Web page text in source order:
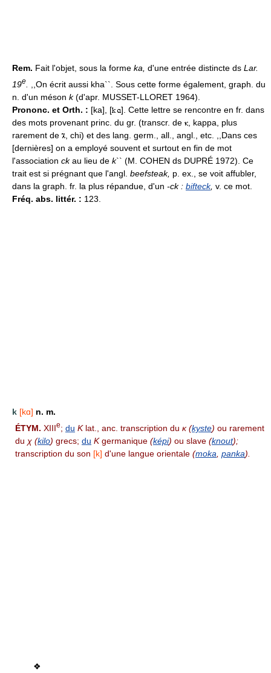
Rem. Fait l'objet, sous la forme ka, d'une entrée distincte ds Lar.
19e
,,On écrit aussi kha``. Sous cette forme également, graph. du
n. d'un méson k(d'apr. MUSSET-LLORET 1964).
Prononc. et Orth. : [ka], [
]. Cette lettre se rencontre en fr. dans
des mots provenant princ. du gr. (transcr. de
, kappa, plus
rarement de
, chi) et des lang. germ., all., angl., etc. ,,Dans ces
[dernières] on a employé souvent et surtout en fin de mot
l'association ckau lieu de k`` (M. COHEN ds DUPRÉ 1972). Ce
trait est si prégnant que l'angl. beefsteak, p. ex., se voit affubler,
dans la graph. fr. la plus répandue, d'un -ck : bifteck, v. ce mot.
Fréq. abs. littér. : 123.
k [kɑ] n. m.
ÉTYM. XIIIe; du Klat., anc. transcription du κ (kyste) ou rarement
du χ (kilo) grecs; du Kgermanique (képi) ou slave (knout);
transcription du son [k] d'une langue orientale (moka panka).
❖